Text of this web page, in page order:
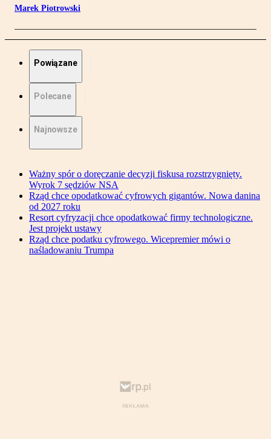
Marek Piotrowski
Powiązane
Polecane
Najnowsze
Ważny spór o doręczanie decyzji fiskusa rozstrzygnięty.
Wyrok 7 sędziów NSA
Rząd chce opodatkować cyfrowych gigantów. Nowa danina
od 2027 roku
Resort cyfryzacji chce opodatkować firmy technologiczne.
Jest projekt ustawy
Rząd chce podatku cyfrowego. Wicepremier mówi o
naśladowaniu Trumpa